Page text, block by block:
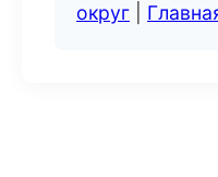
округ